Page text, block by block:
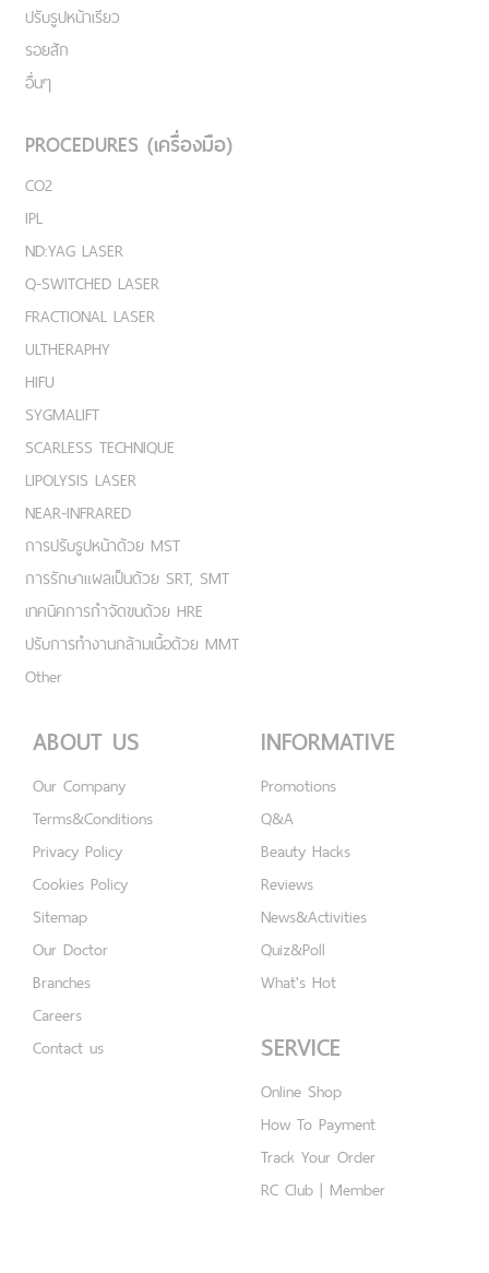
ปรับรูปหน้าเรียว
รอยสัก
อื่นๆ
PROCEDURES (เครื่องมือ)
CO2
IPL
ND:YAG LASER
Q-SWITCHED LASER
FRACTIONAL LASER
ULTHERAPHY
HIFU
SYGMALIFT
SCARLESS TECHNIQUE
LIPOLYSIS LASER
NEAR-INFRARED
การปรับรูปหน้าด้วย MST
การรักษาแผลเป็นด้วย SRT, SMT
เทคนิคการกำจัดขนด้วย HRE
ปรับการทำงานกล้ามเนื้อด้วย MMT
Other
ABOUT US
Our Company
Terms&Conditions
Privacy Policy
Cookies Policy
Sitemap
Our Doctor
Branches
Careers
Contact us
INFORMATIVE
Promotions
Q&A
Beauty Hacks
Reviews
News&Activities
Quiz&Poll
What's Hot
SERVICE
Online Shop
How To Payment
Track Your Order
RC Club | Member